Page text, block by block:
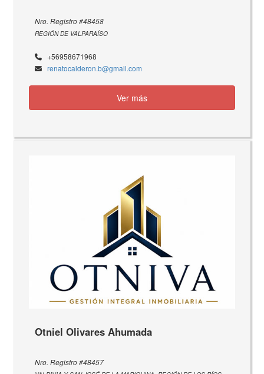
Nro. Registro #48458
REGIÓN DE VALPARAÍSO
+56958671968
renatocalderon.b@gmail.com
Ver más
Otniel Olivares Ahumada
Nro. Registro #48457